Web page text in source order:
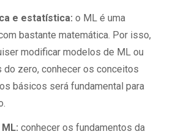
e estatística: o ML é uma
bastante matemática. Por isso,
modificar modelos de ML ou
do zero, conhecer os conceitos
básicos será fundamental para
conhecer os fundamentos da